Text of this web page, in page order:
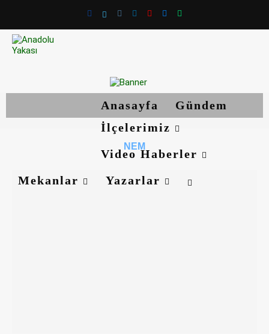
Anasayfa
Gündem
İlçelerimiz
Video Haberler
Mekanlar
Yazarlar
NEM